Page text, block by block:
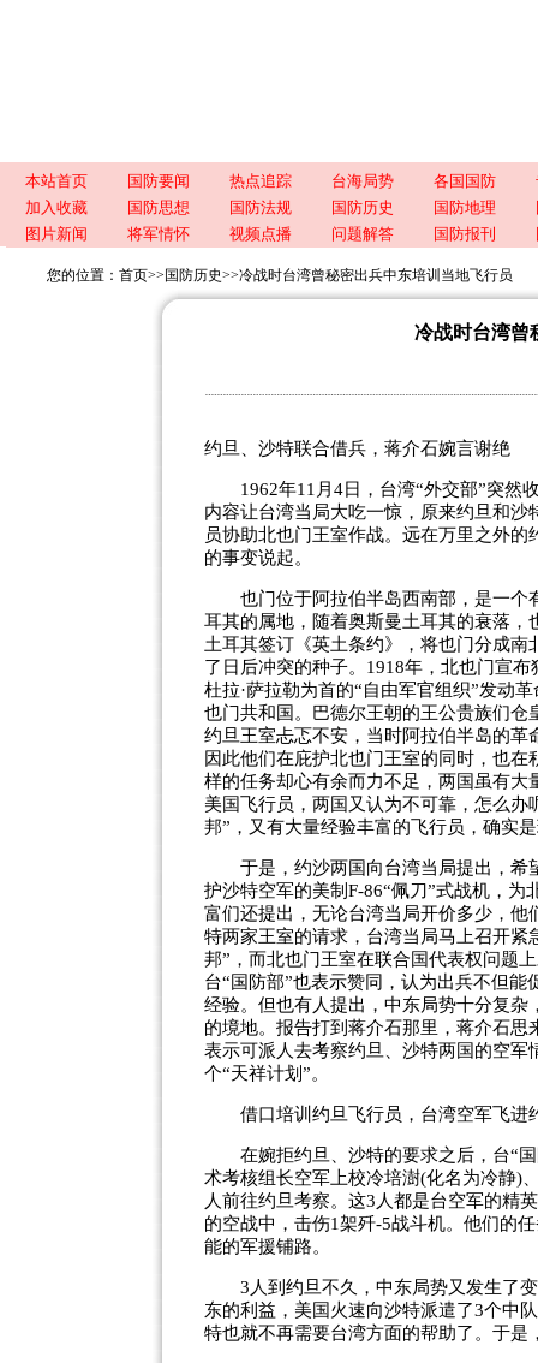
本站首页 国防要闻 热点追踪 台海局势 各国国防
加入收藏
国防思想 国防法规 国防历史 国防地理
图片新闻
将军情怀 视频点播 问题解答 国防报刊
您的位置： 首页>> 国防历史>>冷战时台湾曾秘密出兵中东培训当地飞行员
冷战时台湾曾
约旦、沙特联合借兵，蒋介石婉言谢绝
1962年11月4日，台湾“外交部”突然收
内容让台湾当局大吃一惊，原来约旦和
员协助北也门王室作战。远在万里之外
的事变说起。
也门位于阿拉伯半岛西南部，是一个
耳其的属地，随着奥斯曼土耳其的衰落
土耳其签订《英土条约》，将也门分成
了日后冲突的种子。1918年，北也门宣
杜拉·萨拉勒为首的“自由军官组织”发动
也门共和国。巴德尔王朝的王公贵族们
约旦王室忐忑不安，当时阿拉伯半岛的
因此他们在庇护北也门王室的同时，也
样的任务却心有余而力不足，两国虽有
美国飞行员，两国又认为不可靠，怎么
邦”，又有大量经验丰富的飞行员，确实
于是，约沙两国向台湾当局提出，希
护沙特空军的美制F-86“佩刀”式战机，
富们还提出，无论台湾当局开价多少，
特两家王室的请求，台湾当局马上召开紧
邦”，而北也门王室在联合国代表权问题
台“国防部”也表示赞同，认为出兵不但
经验。但也有人提出，中东局势十分复
的境地。报告打到蒋介石那里，蒋介石
表示可派人去考察约旦、沙特两国的空
个“天祥计划”。
借口培训约旦飞行员，台湾空军飞进
在婉拒约旦、沙特的要求之后，台“国
术考核组长空军上校冷培澍(化名为冷静)
人前往约旦考察。这3人都是台空军的精
的空战中，击伤1架歼-5战斗机。他们的
能的军援铺路。
3人到约旦不久，中东局势又发生了变
东的利益，美国火速向沙特派遣了3个中
特也就不再需要台湾方面的帮助了。于是